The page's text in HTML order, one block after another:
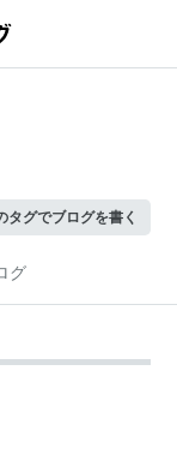
タグでブログを書く
グ